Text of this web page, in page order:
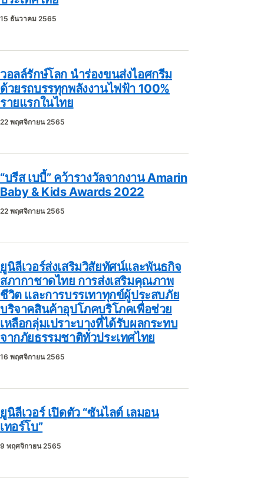
15 ธันวาคม 2565
วอลล์รักษ์โลก นำร่องขนส่งไอศกรีม
ด้วยรถบรรทุกพลังงานไฟฟ้า 100%
รายแรกในไทย
22 พฤศจิกายน 2565
“บรีส เบบี้” คว้ารางวัลจากงาน Amarin
Baby & Kids Awards 2022
22 พฤศจิกายน 2565
ยูนิลีเวอร์ส่งเสริมวิสัยทัศน์และพันธกิจ
สภากาชาดไทย การส่งเสริมคุณภาพ
ชีวิต และการบรรเทาทุกข์ผู้ประสบภัย
บริจาคสินค้าอุปโภคบริโภคเพื่อช่วย
เหลือกลุ่มเปราะบางที่ได้รับผลกระทบ
จากภัยธรรมชาติทั่วประเทศไทย
16 พฤศจิกายน 2565
ยูนิลีเวอร์ เปิดตัว “ซันไลต์ เลมอน
เทอร์โบ”
9 พฤศจิกายน 2565